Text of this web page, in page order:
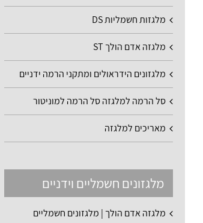
מלגזות חשמליות DS
מלגזה אדם הולך ST
מלגזונים הידראולים ומתקני הרמה ידניים
סל הרמה למלגזה סל הרמה למוניטור
מאריכים למלגזה
מלגזונים חשמליים וידניים
מלגזה אדם הולך | מלגזונים חשמליים